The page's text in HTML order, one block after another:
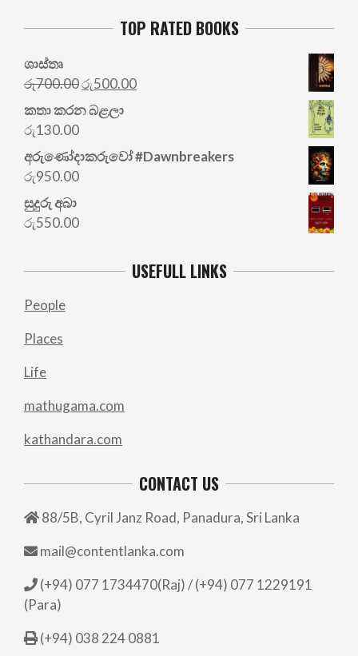
TOP RATED BOOKS
ශාස්තෘ
රු700.00Original
price
was:
රු500.00Current
කතා කරන බළලා
රු130.00
අරු‍ණෝදාකරුවෝ #Dawnbreakers
රු950.00
සුදුරු අබා
රු550.00
USEFULL LINKS
People
Places
Life
mathugama.com
kathandara.com
CONTACT US
88/5B, Cyril Janz Road, Panadura, Sri Lanka
mail@contentlanka.com
(+94) 077 1734470(Raj) / (+94) 077 1229191
(Para)
(+94) 038 224 0881